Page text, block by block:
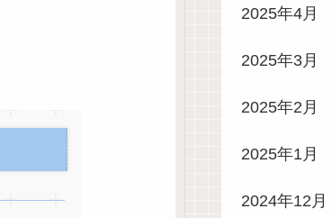
2025年4月
2025年3月
2025年2月
2025年1月
2024年12月